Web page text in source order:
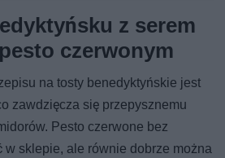
z serem
czerwonym
na tosty benedyktyńskie jest
zawdzięcza się przepysznemu
Pesto czerwone bez
w sklepie, ale równie dobrze można